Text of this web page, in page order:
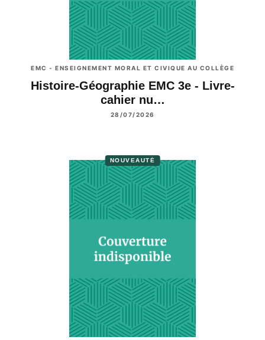
EMC - ENSEIGNEMENT MORAL ET CIVIQUE AU COLLÈGE
Histoire-Géographie EMC 3e - Livre-
cahier nu…
28/07/2026
NOUVEAUTÉ